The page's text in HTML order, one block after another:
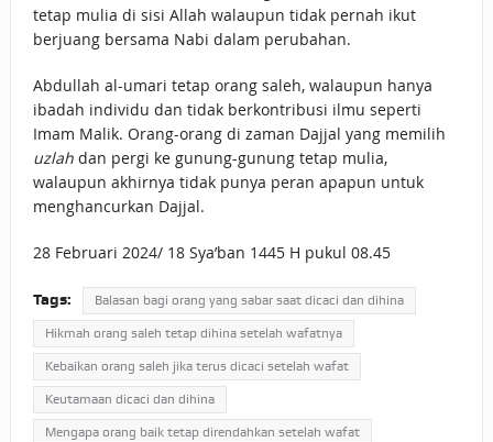
tetap mulia di sisi Allah walaupun tidak pernah ikut
berjuang bersama Nabi dalam perubahan.
Abdullah al-umari tetap orang saleh, walaupun hanya
ibadah individu dan tidak berkontribusi ilmu seperti
Imam Malik. Orang-orang di zaman Dajjal yang memilih
uzlahdan pergi ke gunung-gunung tetap mulia,
walaupun akhirnya tidak punya peran apapun untuk
menghancurkan Dajjal.
28 Februari 2024/ 18 Sya’ban 1445 H pukul 08.45
Tags: Balasan bagi orang yang sabar saat dicaci dan dihina
Hikmah orang saleh tetap dihina setelah wafatnya
Kebaikan orang saleh jika terus dicaci setelah wafat
Keutamaan dicaci dan dihina
Mengapa orang baik tetap direndahkan setelah wafat